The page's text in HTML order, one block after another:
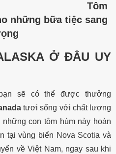
những bữa tiệc sang
Ở ĐÂU UY
sẽ có thể được thưởng
tươi sống với chất lượng
con tôm hùm này hoàn
tại vùng biển Nova Scotia và
về Việt Nam, ngay sau khi